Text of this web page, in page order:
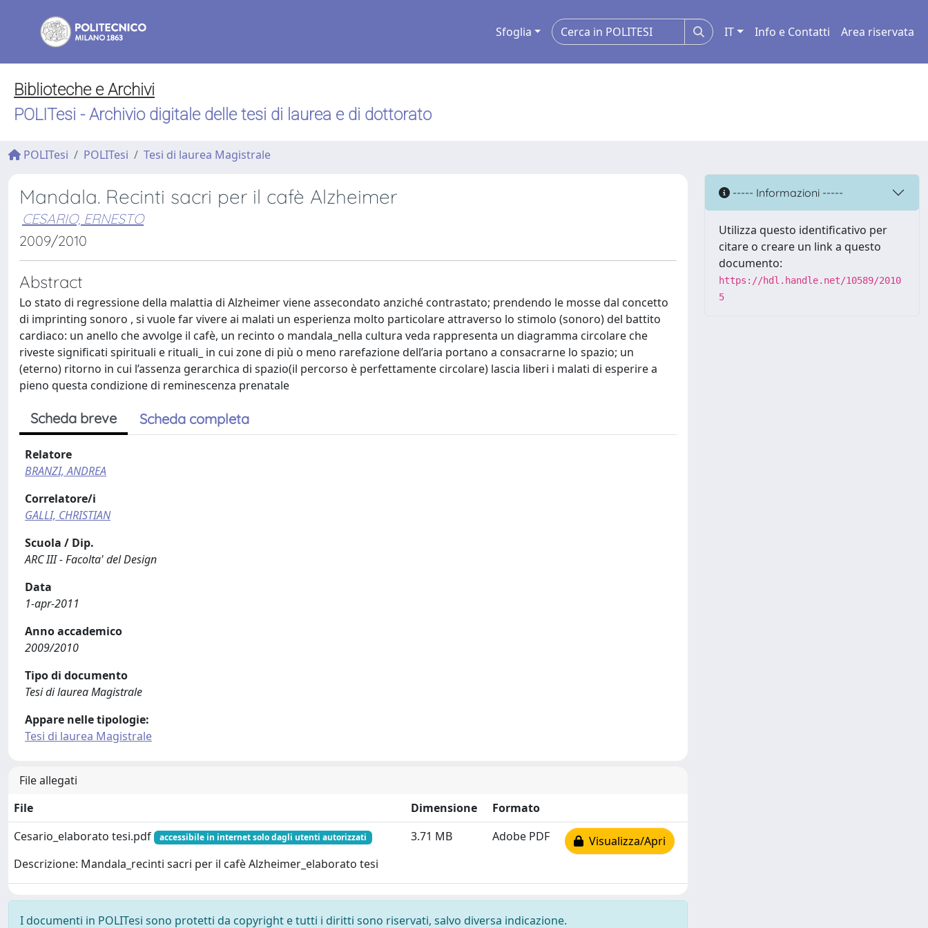
Sfoglia IT Info e Contatti Area riservata
Biblioteche e Archivi
POLITesi - Archivio digitale delle tesi di laurea e di dottorato
POLITesi POLITesi Tesi di laurea Magistrale
Mandala. Recinti sacri per il cafè Alzheimer
CESARIO, ERNESTO
2009/2010
Abstract
Lo stato di regressione della malattia di Alzheimer viene assecondato anziché contrastato; prendendo le mosse dal concetto
di imprinting sonoro , si vuole far vivere ai malati un esperienza molto particolare attraverso lo stimolo (sonoro) del battito
cardiaco: un anello che avvolge il cafè, un recinto o mandala_nella cultura veda rappresenta un diagramma circolare che
riveste significati spirituali e rituali_ in cui zone di più o meno rarefazione dell’aria portano a consacrarne lo spazio; un
(eterno) ritorno in cui l’assenza gerarchica di spazio(il percorso è perfettamente circolare) lascia liberi i malati di esperire a
pieno questa condizione di reminescenza prenatale
Scheda breve Scheda completa
Relatore
BRANZI, ANDREA
Correlatore/i
GALLI, CHRISTIAN
Scuola / Dip.
ARC III - Facolta' del Design
Data
1-apr-2011
Anno accademico
2009/2010
Tipo di documento
Tesi di laurea Magistrale
Appare nelle tipologie:
Tesi di laurea Magistrale
File allegati
File
Dimensione
Formato
Cesario_elaborato tesi.pdf
accessibile in internet solo dagli utenti autorizzati
Descrizione: Mandala_recinti sacri per il cafè Alzheimer_elaborato tesi
3.71 MB Adobe PDF Visualizza/Apri
I documenti in POLITesi sono protetti da copyright e tutti i diritti sono riservati, salvo diversa indicazione.
----- Informazioni -----
Utilizza questo identificativo per
citare o creare un link a questo
documento:
https://hdl.handle.net/10589/2010
5